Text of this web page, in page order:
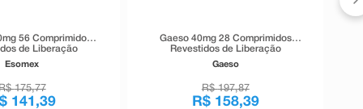
56 Comprimidos
de Liberação
Prolongada
Esomex
175,77
141 ,39
Gaeso 40mg 28 Comprimidos
Revestidos de Liberação
Retardada
Gaeso
R$ 197,87
R$ 158,39